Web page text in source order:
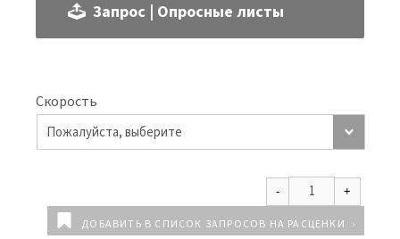
Запрос | Опросные листы
Скорость
ДОБАВИТЬ В СПИСОК ЗАПРОСОВ НА РАСЦЕНКИ